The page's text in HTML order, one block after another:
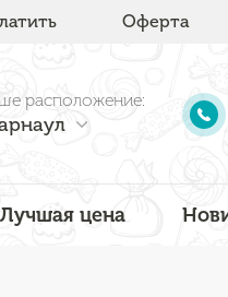
Оферта
расположение:
Лучшая цена